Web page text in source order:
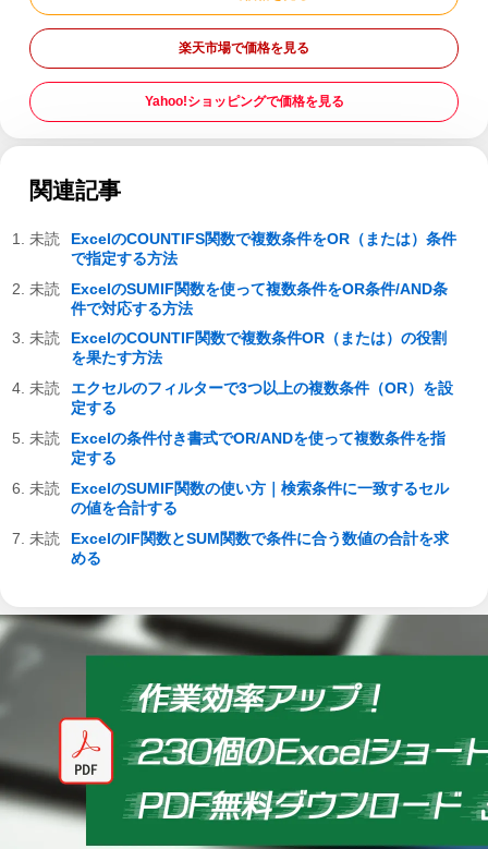
楽天市場で価格を見る
Yahoo!ショッピングで価格を見る
関連記事
ExcelのCOUNTIFS関数で複数条件をOR（または）条件
で指定する方法
ExcelのSUMIF関数を使って複数条件をOR条件/AND条
件で対応する方法
ExcelのCOUNTIF関数で複数条件OR（または）の役割
を果たす方法
エクセルのフィルターで3つ以上の複数条件（OR）を設
定する
Excelの条件付き書式でOR/ANDを使って複数条件を指
定する
ExcelのSUMIF関数の使い方｜検索条件に一致するセル
の値を合計する
ExcelのIF関数とSUM関数で条件に合う数値の合計を求
める